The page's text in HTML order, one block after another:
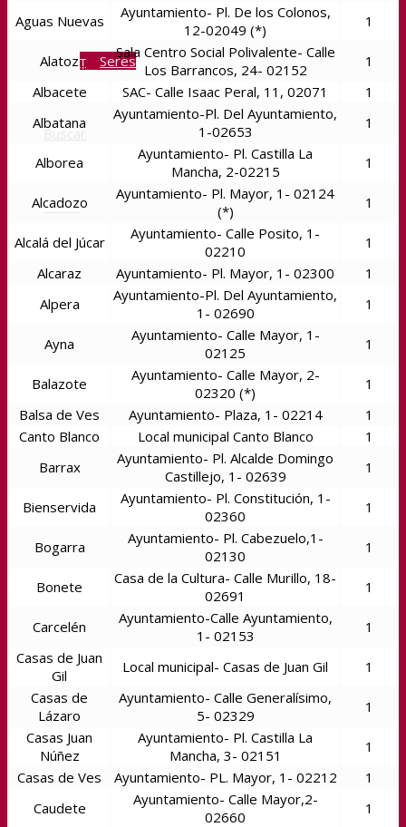
Seres
Buscar
Menú
Aguas Nuevas
Ayuntamiento- Pl. De los Colonos,
12-02049 (*)
1
Alatoz
Sala Centro Social Polivalente- Calle
Los Barrancos, 24- 02152
1
Albacete
SAC- Calle Isaac Peral, 11, 02071
1
Albatana
Ayuntamiento-Pl. Del Ayuntamiento,
1-02653
1
Alborea
Ayuntamiento- Pl. Castilla La
Mancha, 2-02215
1
Alcadozo
Ayuntamiento- Pl. Mayor, 1- 02124
(*)
1
Alcalá del Júcar
Ayuntamiento- Calle Posito, 1-
02210
1
Alcaraz
Ayuntamiento- Pl. Mayor, 1- 02300
1
Alpera
Ayuntamiento-Pl. Del Ayuntamiento,
1- 02690
1
Ayna
Ayuntamiento- Calle Mayor, 1-
02125
1
Balazote
Ayuntamiento- Calle Mayor, 2-
02320 (*)
1
Balsa de Ves
Ayuntamiento- Plaza, 1- 02214
1
Canto Blanco
Local municipal Canto Blanco
1
Barrax
Ayuntamiento- Pl. Alcalde Domingo
Castillejo, 1- 02639
1
Bienservida
Ayuntamiento- Pl. Constitución, 1-
02360
1
Bogarra
Ayuntamiento- Pl. Cabezuelo,1-
02130
1
Bonete
Casa de la Cultura- Calle Murillo, 18-
02691
1
Carcelén
Ayuntamiento-Calle Ayuntamiento,
1- 02153
1
Casas de Juan
Gil
Local municipal- Casas de Juan Gil
1
Casas de
Lázaro
Ayuntamiento- Calle Generalísimo,
5- 02329
1
Casas Juan
Núñez
Ayuntamiento- Pl. Castilla La
Mancha, 3- 02151
1
Casas de Ves
Ayuntamiento- PL. Mayor, 1- 02212
1
Caudete
Ayuntamiento- Calle Mayor,2-
02660
1